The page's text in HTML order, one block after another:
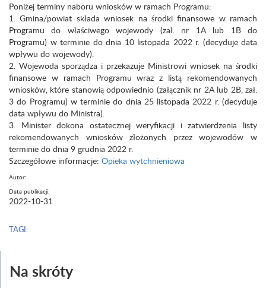
Poniżej terminy naboru wniosków w ramach Programu:
1. Gmina/powiat składa wniosek na środki finansowe w ramach
Programu do właściwego wojewody (zał. nr 1A lub 1B do
Programu) w terminie do dnia 10 listopada 2022 r. (decyduje data
wpływu do wojewody).
2. Wojewoda sporządza i przekazuje Ministrowi wniosek na środki
finansowe w ramach Programu wraz z listą rekomendowanych
wniosków, które stanowią odpowiednio (załącznik nr 2A lub 2B, zał.
3 do Programu) w terminie do dnia 25 listopada 2022 r. (decyduje
data wpływu do Ministra).
3. Minister dokona ostatecznej weryfikacji i zatwierdzenia listy
rekomendowanych wniosków złożonych przez wojewodów w
terminie do dnia 9 grudnia 2022 r.
Szczegółowe informacje: Opieka wytchnieniowa
Autor:
Data publikacji:
2022-10-31
TAGI:
Na skróty